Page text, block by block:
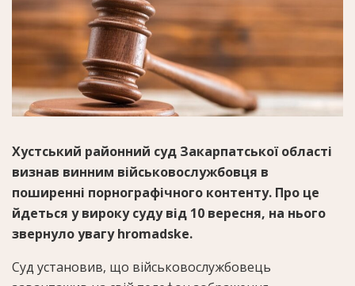
Хустський районний суд Закарпатської області
визнав винним військовослужбовця в
поширенні порнографічного контенту. Про це
йдеться у вироку суду від 10 вересня, на нього
звернуло увагу hromadske.
Суд установив, що військовослужбовець